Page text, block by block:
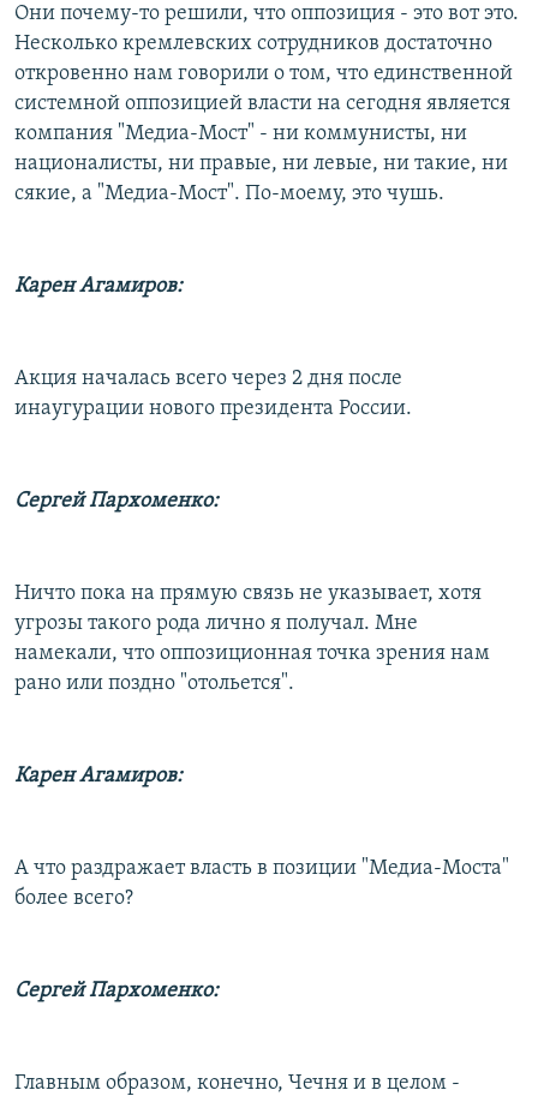
Они почему-то решили, что оппозиция - это вот это.
Несколько кремлевских сотрудников достаточно
откровенно нам говорили о том, что единственной
системной оппозицией власти на сегодня является
компания "Медиа-Мост" - ни коммунисты, ни
националисты, ни правые, ни левые, ни такие, ни
сякие, а "Медиа-Мост". По-моему, это чушь.
Карен Агамиров:
Акция началась всего через 2 дня после
инаугурации нового президента России.
Сергей Пархоменко:
Ничто пока на прямую связь не указывает, хотя
угрозы такого рода лично я получал. Мне
намекали, что оппозиционная точка зрения нам
рано или поздно "отольется".
Карен Агамиров:
А что раздражает власть в позиции "Медиа-Моста"
более всего?
Сергей Пархоменко:
Главным образом, конечно, Чечня и в целом -